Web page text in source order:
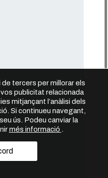
tercers per millorar els
publicitat relacionada
mitjançant l’anàlisi dels
Si continueu navegant,
ús. Podeu canviar la
més informació